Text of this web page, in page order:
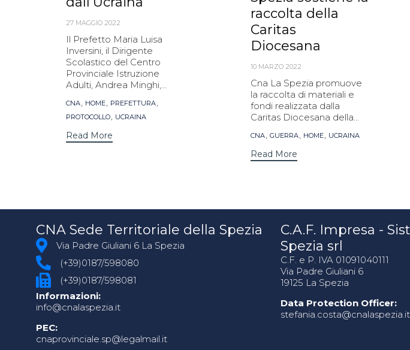
27 MAGGIO 2022
Il Prefetto Maria Luisa
Inversini, il Dirigente
Scolastico del Centro
Provinciale Istruzione
Adulti, Andrea Minghi,...
Tags
CNA, HOME, PREFETTURA,
PROTOCOLLO, UCRAINA
Read More
raccolta della
Caritas
Diocesana
10 MARZO 2022
Cna La Spezia promuove
la raccolta di materiali e
fondi realizzata dalla
Caritas Diocesana della...
Tags
CNA, GUERRA, HOME, UCRAINA
Read More
CNA Sede Territoriale della Spezia
Via Padre Giuliani 6 La Spezia
(+39)0187/598080
(+39)0187/598081
Informazioni:
info@cnalaspezia.it
PEC:
cnaprovinciale.sp@legalmail.it
C.A.F. Impresa -
Spezia srl
C.F. e P. IVA 01091040111
Via Padre Giuliani 6
19125 La Spezia
Data Protection Officer:
stefania.costa@cnalaspezia.it